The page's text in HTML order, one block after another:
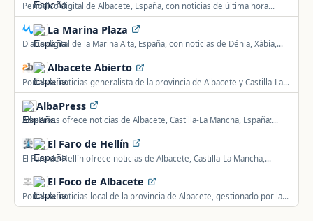
Periódico digital de Albacete, España, con noticias de última hora
cercanas a sus vecinos.
La Marina Plaza
Diario digital de la Marina Alta, España, con noticias de Dénia, Xàbia,
Ondara, Calp y otras localidades de la comarca.
Albacete Abierto
Portal de noticias generalista de la provincia de Albacete y Castilla-La
Mancha.
AlbaPress
AlbaPress ofrece noticias de Albacete, Castilla-La Mancha, España:
política local, seguridad, deportes, sucesos y actualidad del municipio
y su comarca.El Faro de Hellín
El Faro de Hellín ofrece noticias de Albacete, Castilla-La Mancha,
España: información local, política, seguridad y actualidad de la
comunidad.El Foco de Albacete
Portal de noticias local de la provincia de Albacete, gestionado por la
agencia Flovermedia, con especial seguimiento de la Diputación y los